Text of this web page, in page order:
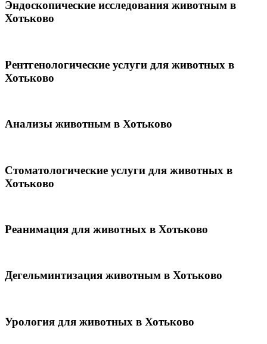
Эндоскопические исследования животным в
Хотьково
Рентгенологические услуги для животных в
Хотьково
Анализы животным в Хотьково
Стоматологические услуги для животных в
Хотьково
Реанимация для животных в Хотьково
Дегельминтизация животным в Хотьково
Урология для животных в Хотьково